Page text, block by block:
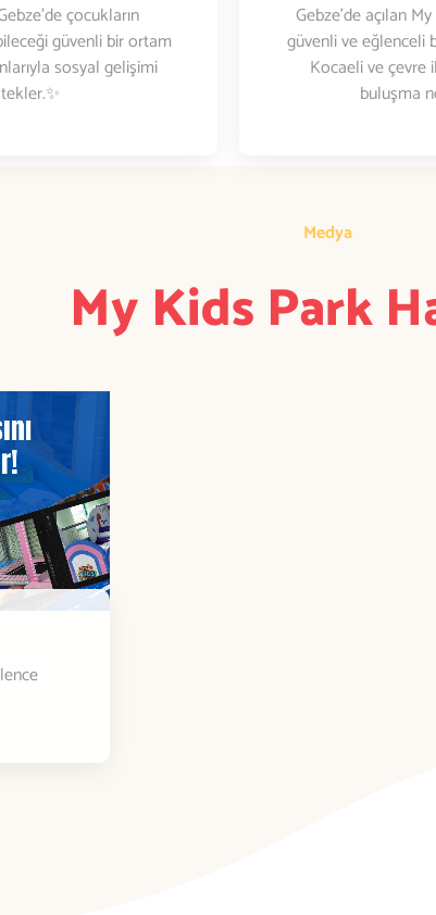
çocukların
güvenli bir ortam
sosyal gelişimi
Gebze’de açılan
güvenli ve eğlenceli
Kocaeli ve çevre
buluşma
Medya
My Kids Park